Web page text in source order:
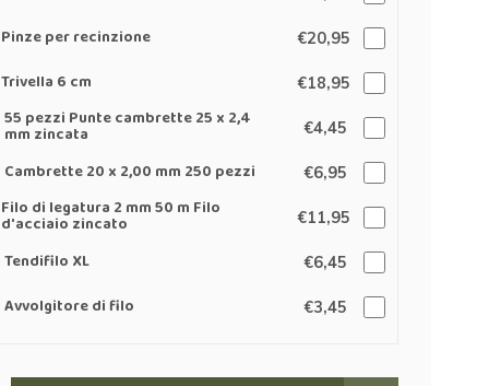
Pinze per recinzione €20,95
Trivella 6 cm €18,95
55 pezzi Punte cambrette 25 x 2,4
mm zincata €4,45
Cambrette 20 x 2,00 mm 250 pezzi €6,95
Filo di legatura 2 mm 50 m Filo
d'acciaio zincato €11,95
Tendifilo XL €6,45
Avvolgitore di filo €3,45